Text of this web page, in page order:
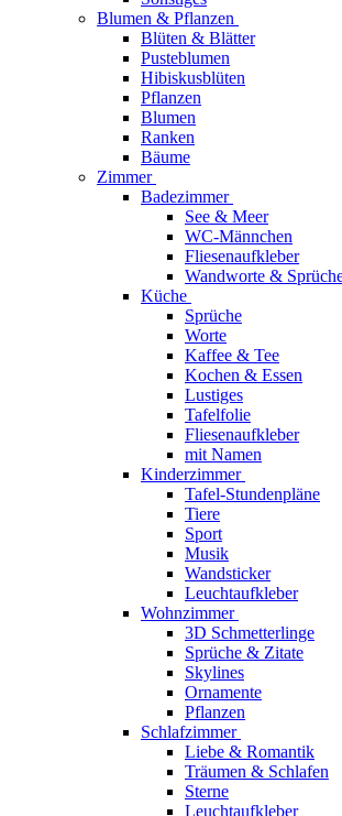
Blumen & Pflanzen
Blüten & Blätter
Pusteblumen
Hibiskusblüten
Pflanzen
Blumen
Ranken
Bäume
Zimmer
Badezimmer
See & Meer
WC-Männchen
Fliesenaufkleber
Wandworte &
Küche
Sprüche
Worte
Kaffee & Tee
Kochen & Essen
Lustiges
Tafelfolie
Fliesenaufkleber
mit Namen
Kinderzimmer
Tafel-Stundenpläne
Tiere
Sport
Musik
Wandsticker
Leuchtaufkleber
Wohnzimmer
3D Schmetterlinge
Sprüche & Zitate
Skylines
Ornamente
Pflanzen
Schlafzimmer
Liebe & Romantik
Träumen & Schlafen
Sterne
Leuchtaufkleber